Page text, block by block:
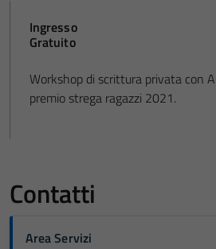
Ingresso
Gratuito
Workshop di scrittura privata con
premio strega ragazzi 2021.
Contatti
Area Servizi